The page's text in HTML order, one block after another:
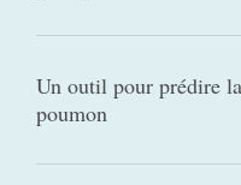
Un outil pour prédire
poumon